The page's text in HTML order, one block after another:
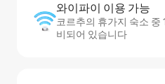
와이파이 이용 가능
코르추의 휴가지 숙소 중
비되어 있습니다